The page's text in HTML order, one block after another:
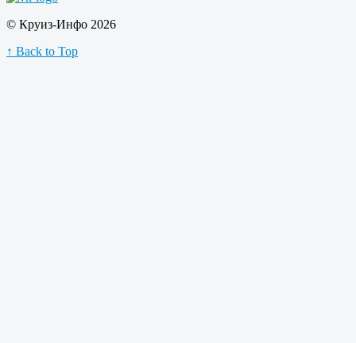
© Круиз-Инфо 2026
↑ Back to Top